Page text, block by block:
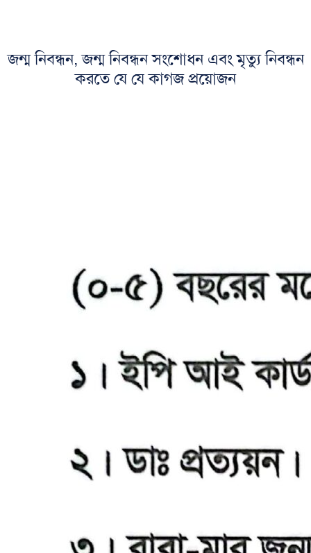
জন্ম নিবন্ধন, জন্ম নিবন্ধন সংশোধন এবং মৃত্যু নিবন্ধন
করতে যে যে কাগজ প্রয়োজন